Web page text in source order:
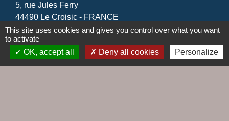
5, rue Jules Ferry
44490 Le Croisic - FRANCE
+33 2 28 56 78 50
Contact par formulaire
This site uses cookies and gives you control over what you want
to activate
OK, accept all
Deny all cookies Personalize